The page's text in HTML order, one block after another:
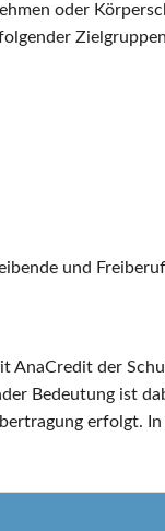
oder
und
AnaCredit der
Bedeutung ist
erfolgt.